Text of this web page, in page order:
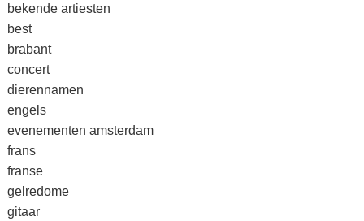
bekende artiesten
best
brabant
concert
dierennamen
engels
evenementen amsterdam
frans
franse
gelredome
gitaar